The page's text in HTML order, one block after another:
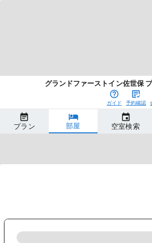
グランドファーストイン佐世保
予約確認
ガイド
プラン 部屋 空室検索